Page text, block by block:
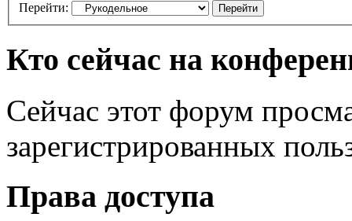
Перейти:
Кто сейчас на
Сейчас этот форум
зарегистрированных
Права доступа